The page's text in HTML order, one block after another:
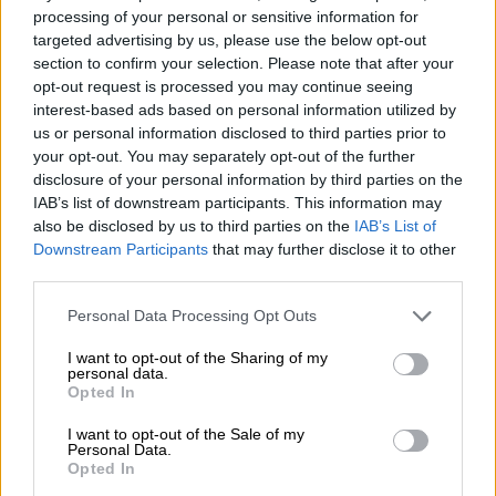
processing of your personal or sensitive information for
targeted advertising by us, please use the below opt-out
section to confirm your selection. Please note that after your
opt-out request is processed you may continue seeing
interest-based ads based on personal information utilized by
us or personal information disclosed to third parties prior to
your opt-out. You may separately opt-out of the further
disclosure of your personal information by third parties on the
IAB’s list of downstream participants. This information may
also be disclosed by us to third parties on the IAB’s List of
Downstream Participants that may further disclose it to other
Please note that this website/app uses one or more Google
not limited to your visit or usage behaviour. You may click to
grant or deny consent to Google and its third-party tags to
use your data for below specified purposes in below Google
consent section.
Personal Data Processing Opt Outs
I want to opt-out of the Sharing of my
personal data.
Opted In
I want to opt-out of the Sale of my
Personal Data.
Opted In
αξιωματούχος δήλωσε ότι το
Ολοκληρωμένο Πλαίσιο Ταξινόμησης της
Επισιτιστικής Ασφάλειας (IPC) είναι
«πολιτικοποιημένο» καιτο κατηγόρησε ότι
παραποίησε»αρκετά στοιχείατης έκθεσης
που δόθηκε στη δημοσιότητα στις 22
Αυγούστου.
«Ή θα αποσύρετε την έκθεση ή θα
σταματήσουμε τις χρηματοδοτήσεις
«Τώρα, εάν το IPC δεν το κάνει (να αποσύρει
την έκθεσή του σ.σ.),
εμείς θα απευθυνθούμε
στους δωρητές
τις ελλείψεις αυτές», απείλησε ο Μπαρ Ταλ
απαντώντας σε ερώτηση του Γαλλικού